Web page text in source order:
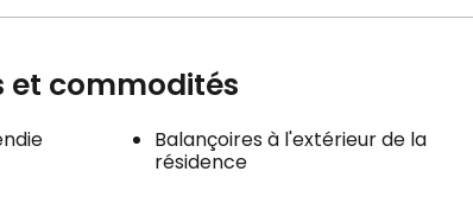
et commodités
Balançoires à l'extérieur de la
résidence